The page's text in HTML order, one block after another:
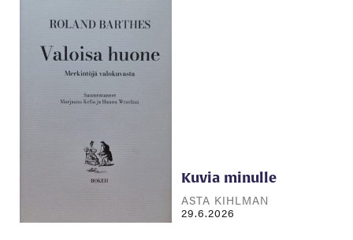
Kuvia minulle
ASTA KIHLMAN
29.6.2026